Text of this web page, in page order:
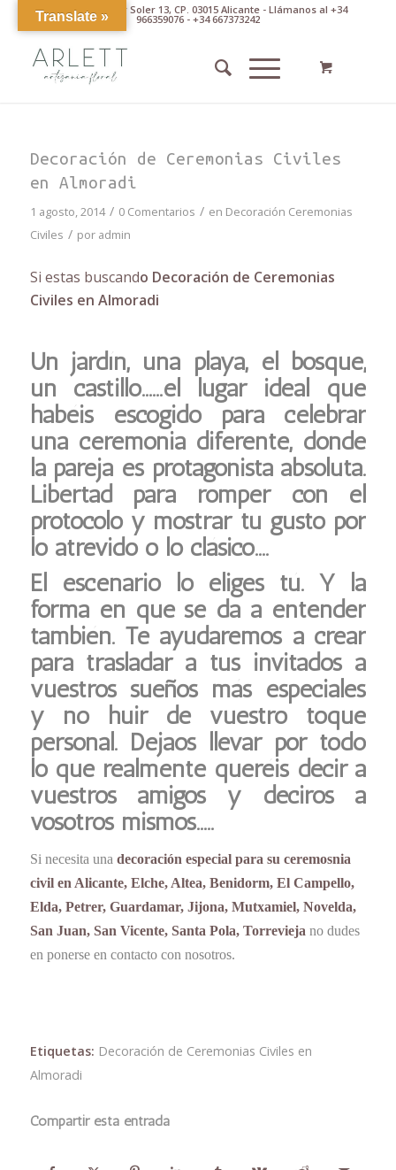
Av. Pintor Xavier Soler 13, CP. 03015 Alicante - Llámanos al +34
966359076 - +34 667373242
Decoración de Ceremonias Civiles
en Almoradi
1 agosto, 2014 / 0 Comentarios / en Decoración Ceremonias
Civiles / por admin
Si estas buscando Decoración de Ceremonias
Civiles en Almoradi
Un jardín, una playa, el bosque,
un castillo……el lugar ideal que
habéis escogido para celebrar
una ceremonia diferente, donde
la pareja es protagonista absoluta.
Libertad para romper con el
protocolo y mostrar tu gusto por
lo atrevido o lo clásico….
El escenario lo eliges tú. Y la
forma en que se da a entender
también. Te ayudaremos a crear
para trasladar a tus invitados a
vuestros sueños más especiales
y no huir de vuestro toque
personal. Dejaos llevar por todo
lo que realmente queréis decir a
vuestros amigos y deciros a
vosotros mismos…..
Si necesita una decoración especial para su ceremosnia
civil en Alicante, Elche, Altea, Benidorm, El Campello,
Elda, Petrer, Guardamar, Jijona, Mutxamiel, Novelda,
San Juan, San Vicente, Santa Pola, Torrevieja no dudes
en ponerse en contacto con nosotros.
Etiquetas: Decoración de Ceremonias Civiles en
Almoradi
Compartir esta entrada
Translate »